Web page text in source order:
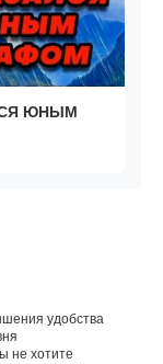
ЮНЫМ
удобства
не хотите